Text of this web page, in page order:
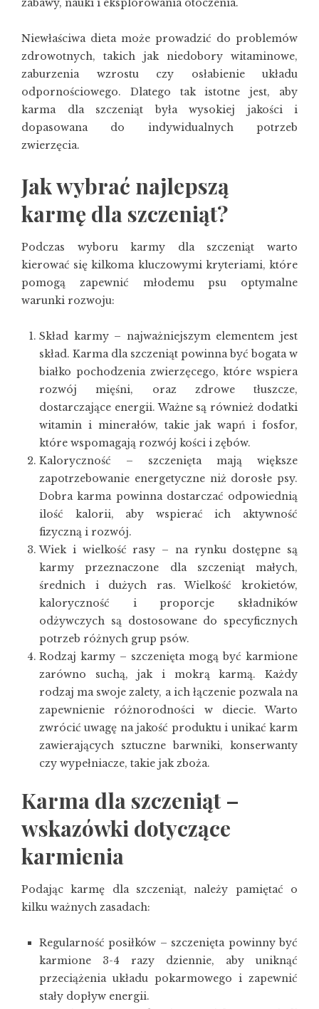
zabawy, nauki i eksplorowania otoczenia.
Niewłaściwa dieta może prowadzić do problemów
zdrowotnych, takich jak niedobory witaminowe,
zaburzenia wzrostu czy osłabienie układu
odpornościowego. Dlatego tak istotne jest, aby
karma dla szczeniąt była wysokiej jakości i
dopasowana do indywidualnych potrzeb
zwierzęcia.
Jak wybrać najlepszą
karmę dla szczeniąt?
Podczas wyboru karmy dla szczeniąt warto
kierować się kilkoma kluczowymi kryteriami, które
pomogą zapewnić młodemu psu optymalne
warunki rozwoju:
Skład karmy – najważniejszym elementem jest
skład. Karma dla szczeniąt powinna być bogata w
białko pochodzenia zwierzęcego, które wspiera
rozwój mięśni, oraz zdrowe tłuszcze,
dostarczające energii. Ważne są również dodatki
witamin i minerałów, takie jak wapń i fosfor,
które wspomagają rozwój kości i zębów.
Kaloryczność – szczenięta mają większe
zapotrzebowanie energetyczne niż dorosłe psy.
Dobra karma powinna dostarczać odpowiednią
ilość kalorii, aby wspierać ich aktywność
fizyczną i rozwój.
Wiek i wielkość rasy – na rynku dostępne są
karmy przeznaczone dla szczeniąt małych,
średnich i dużych ras. Wielkość krokietów,
kaloryczność i proporcje składników
odżywczych są dostosowane do specyficznych
potrzeb różnych grup psów.
Rodzaj karmy – szczenięta mogą być karmione
zarówno suchą, jak i mokrą karmą. Każdy
rodzaj ma swoje zalety, a ich łączenie pozwala na
zapewnienie różnorodności w diecie. Warto
zwrócić uwagę na jakość produktu i unikać karm
zawierających sztuczne barwniki, konserwanty
czy wypełniacze, takie jak zboża.
Karma dla szczeniąt –
wskazówki dotyczące
karmienia
Podając karmę dla szczeniąt, należy pamiętać o
kilku ważnych zasadach:
Regularność posiłków – szczenięta powinny być
karmione 3-4 razy dziennie, aby uniknąć
przeciążenia układu pokarmowego i zapewnić
stały dopływ energii.